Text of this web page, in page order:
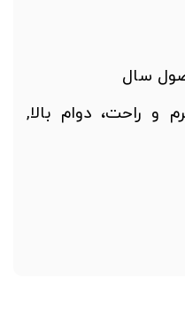
سال
دوام بالا,